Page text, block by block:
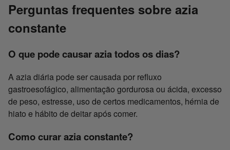
Perguntas frequentes sobre azia
constante
O que pode causar azia todos os dias?
A azia diária pode ser causada por refluxo
gastroesofágico, alimentação gordurosa ou ácida, excesso
de peso, estresse, uso de certos medicamentos, hérnia de
hiato e hábito de deitar após comer.
Como curar azia constante?